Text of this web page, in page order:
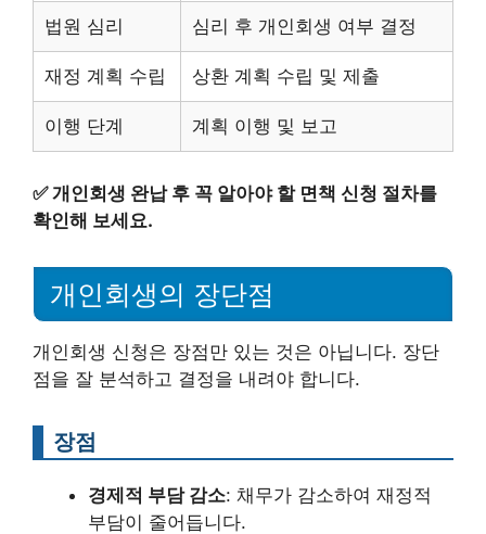
법원 심리 심리 후 개인회생 여부 결정
재정 계획 수립 상환 계획 수립 및 제출
이행 단계 계획 이행 및 보고
✅개인회생 완납 후 꼭 알아야 할 면책 신청 절차를
확인해 보세요.
개인회생의 장단점
개인회생 신청은 장점만 있는 것은 아닙니다. 장단
점을 잘 분석하고 결정을 내려야 합니다.
장점
경제적 부담 감소: 채무가 감소하여 재정적
부담이 줄어듭니다.